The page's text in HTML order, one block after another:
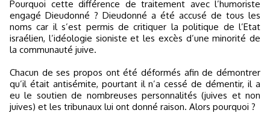
Pourquoi cette différence de traitement avec l’humoriste
engagé Dieudonné ? Dieudonné a été accusé de tous les
noms car il s’est permis de critiquer la politique de l’Etat
israélien, l’idéologie sioniste et les excès d’une minorité de
la communauté juive.
Chacun de ses propos ont été déformés afin de démontrer
qu’il était antisémite, pourtant il n’a cessé de démentir, il a
eu le soutien de nombreuses personnalités (juives et non
juives) et les tribunaux lui ont donné raison. Alors pourquoi ?